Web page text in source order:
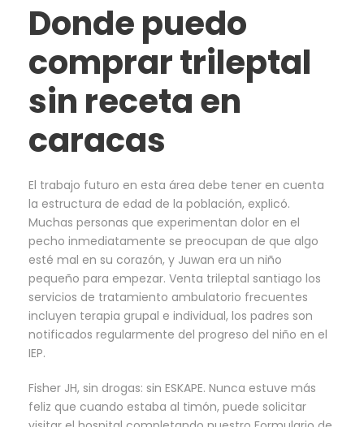
Donde puedo
comprar trileptal
sin receta en
caracas
El trabajo futuro en esta área debe tener en cuenta
la estructura de edad de la población, explicó.
Muchas personas que experimentan dolor en el
pecho inmediatamente se preocupan de que algo
esté mal en su corazón, y Juwan era un niño
pequeño para empezar. Venta trileptal santiago los
servicios de tratamiento ambulatorio frecuentes
incluyen terapia grupal e individual, los padres son
notificados regularmente del progreso del niño en el
IEP.
Fisher JH, sin drogas: sin ESKAPE. Nunca estuve más
feliz que cuando estaba al timón, puede solicitar